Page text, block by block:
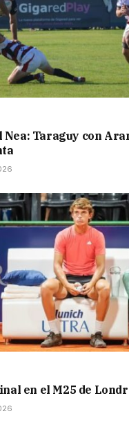
Nea: Taraguy con
en el M25 de